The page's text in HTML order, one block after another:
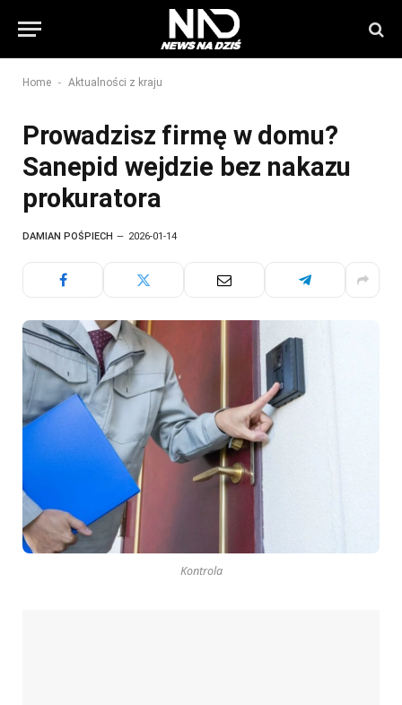
Home - Aktualności z kraju
Prowadzisz firmę w domu?
Sanepid wejdzie bez nakazu
prokuratora
DAMIAN POŚPIECH 2026-01-14
Kontrola